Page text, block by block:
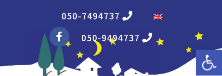
פתח סרגל נגישות
050-7494737
050-9494737